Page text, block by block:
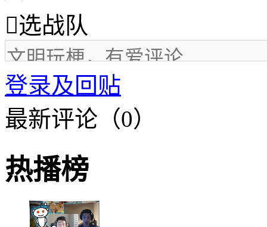
选战队
登录及回贴
最新评论（0）
热播榜